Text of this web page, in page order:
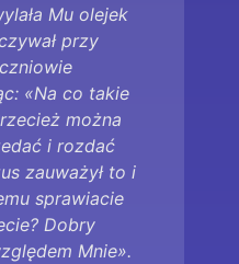
Mu olejek
przy
«Na co takie
można
i rozdać
zauważył to i
sprawiacie
Dobry
Mnie».